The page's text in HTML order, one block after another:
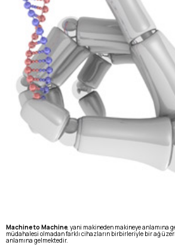
Machine to Machine, yani makineden makineye anlamına
müdahalesi olmadan farklı cihazların birbirleriyle bir ağ
anlamına gelmektedir.